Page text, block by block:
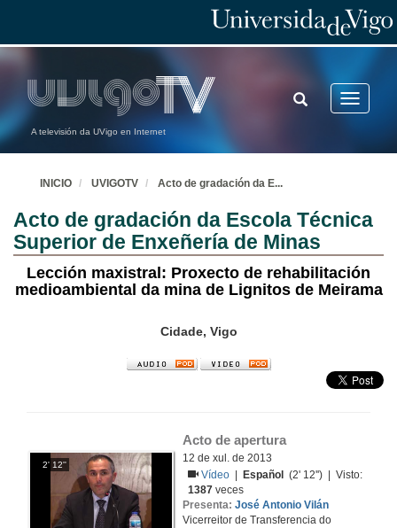
A televisión da UVigo en Internet
Toggle
TOGGLE
SEARCH
INICIO UVIGOTV Acto de gradación da E...
Acto de gradación da Escola Técnica
Superior de Enxeñería de Minas
Lección maxistral: Proxecto de rehabilitación
medioambiental da mina de Lignitos de Meirama
Cidade, Vigo
2' 12''
Acto de apertura
12 de xul. de 2013
Vídeo
Español
(2' 12'') | Visto:
1387 veces
Presenta: José Antonio Vilán
Vicerreitor de Transferencia do